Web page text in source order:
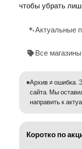
чтобы убрать
Актуальные
Все магазины
Архив ≠ ошибка.
сайта. Мы
направить к
Коротко по